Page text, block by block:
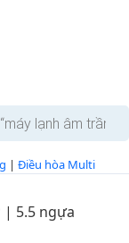
| Điều hòa Multi
| 5.5 ngựa